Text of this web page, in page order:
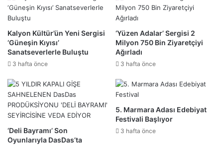
Kalyon Kültür’ün Yeni Sergisi
‘Güneşin Kıyısı’
Sanatseverlerle Buluştu
3 hafta önce
‘Yüzen Adalar’ Sergisi 2
Milyon 750 Bin Ziyaretçiyi
Ağırladı
3 hafta önce
‘Deli Bayramı’ Son
Oyunlarıyla DasDas’ta
5. Marmara Adası Edebiyat
Festivali Başlıyor
3 hafta önce